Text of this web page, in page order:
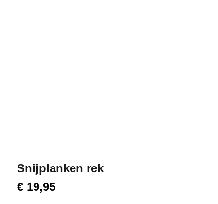
Snijplanken rek
€ 19,95